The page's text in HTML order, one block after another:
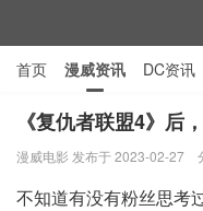
首页 漫威资讯 DC资讯
电视剧资源 漫威图片
《复仇者联盟4》后
漫威电影 发布于 2023-02-27
不知道有没有粉丝思考